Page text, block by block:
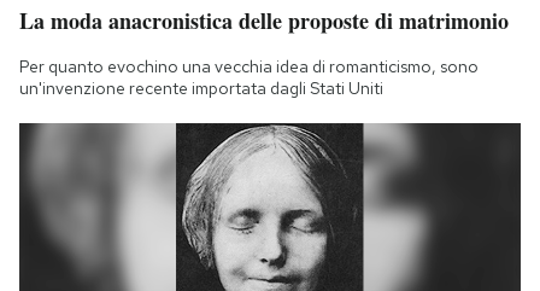
La moda anacronistica delle proposte di matrimonio
Per quanto evochino una vecchia idea di romanticismo, sono
un'invenzione recente importata dagli Stati Uniti